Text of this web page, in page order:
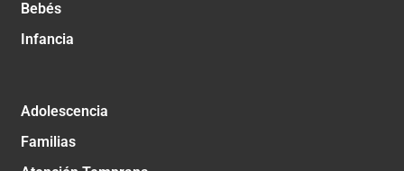
Bebés
Infancia
Adolescencia
Familias